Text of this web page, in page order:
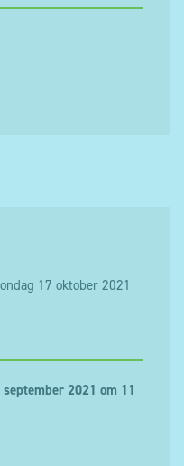
17 oktober 2021
2021 om 11